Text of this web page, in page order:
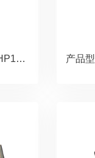
产品型号：DSHP10TSGER.copy